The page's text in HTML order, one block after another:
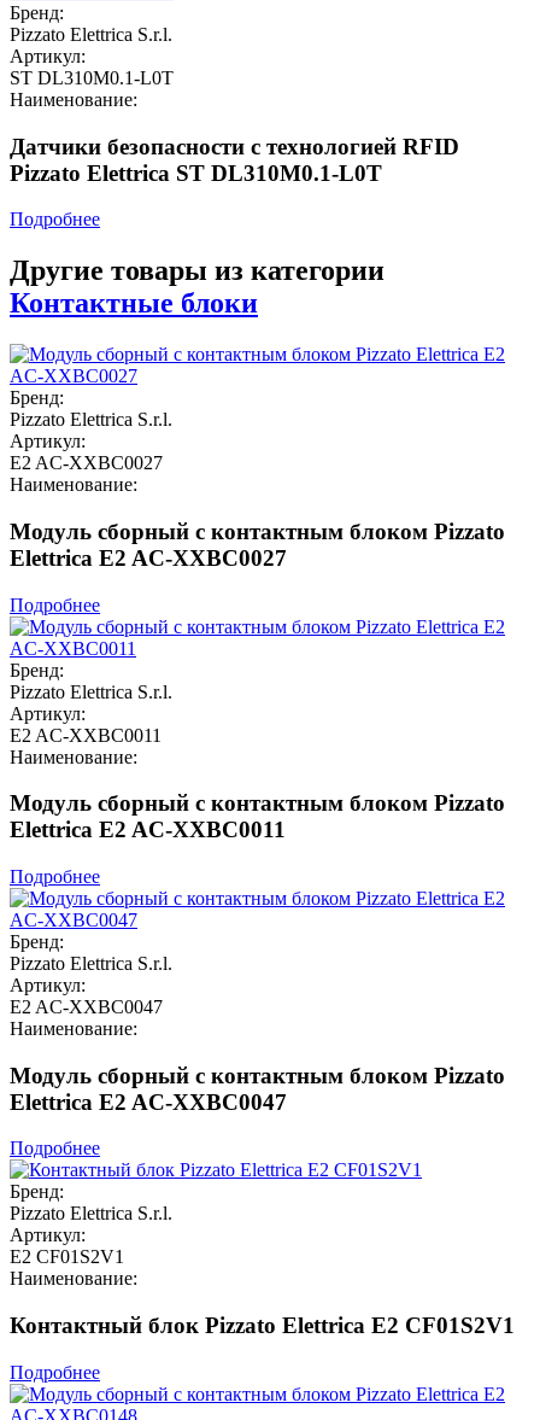
Бренд:
Pizzato Elettrica S.r.l.
Артикул:
ST DL310M0.1-L0T
Наименование:
Датчики безопасности с технологией RFID
Pizzato Elettrica ST DL310M0.1-L0T
Подробнее
Другие товары из категории
Контактные блоки
Бренд:
Pizzato Elettrica S.r.l.
Артикул:
E2 AC-XXBC0027
Наименование:
Модуль сборный с контактным блоком Pizzato
Elettrica E2 AC-XXBC0027
Подробнее
Бренд:
Pizzato Elettrica S.r.l.
Артикул:
E2 AC-XXBC0011
Наименование:
Модуль сборный с контактным блоком Pizzato
Elettrica E2 AC-XXBC0011
Подробнее
Бренд:
Pizzato Elettrica S.r.l.
Артикул:
E2 AC-XXBC0047
Наименование:
Модуль сборный с контактным блоком Pizzato
Elettrica E2 AC-XXBC0047
Подробнее
Бренд:
Pizzato Elettrica S.r.l.
Артикул:
E2 CF01S2V1
Наименование:
Контактный блок Pizzato Elettrica E2 CF01S2V1
Подробнее